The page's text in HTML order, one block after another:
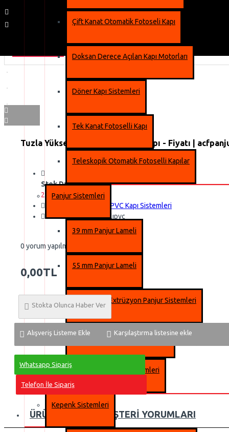
Çift Kanat Otomatik Fotoseli Kapı
Doksan Derece Açılan Kapı Motorları
Döner Kapı Sistemleri
Tek Kanat Fotoselli Kapı
Teleskopik Otomatik Fotoselli Kapılar
Panjur Sistemleri
39 mm Panjur Lameli
55 mm Panjur Lameli
Alüminyum Extrüzyon Panjur Sistemleri
Dıştan Takma Panjur Sistemleri
MonoBlok Panjur Sistemleri
Kepenk Sistemleri
Tuzla Yüksek Hızlı PVC Sarmal Kapı - Fiyatı |
Stok Durumu:
2-3 gün içinde
Rayflex Hızlı PVC Kapı Sistemleri
Ürün Kodu::ACF Hızlıpvc
0 yorum yapılmış.
0,00TL
Stokta Olunca Haber Ver
Alışveriş Listeme Ekle Karşılaştırma listesine ekle
Whatsapp Sipariş
Telefon İle Sipariş
ÜRÜN BILGISI MÜŞTERI YORUMLARI